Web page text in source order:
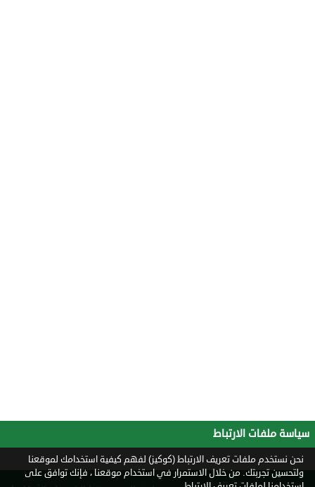
سياسة ملفات الارتباط
نحن نستخدم ملفات تعريف الارتباط (كوكيز) لفهم كيفية استخدامك لموقعنا
ولتحسين تجربتك. من خلال الاستمرار في استخدام موقعنا ، فإنك توافق على